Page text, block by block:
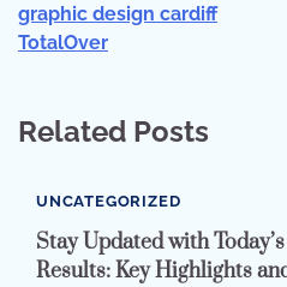
graphic design cardiff
TotalOver
Related Posts
UNCATEGORIZED
Stay Updated with
Results: Key Highlights